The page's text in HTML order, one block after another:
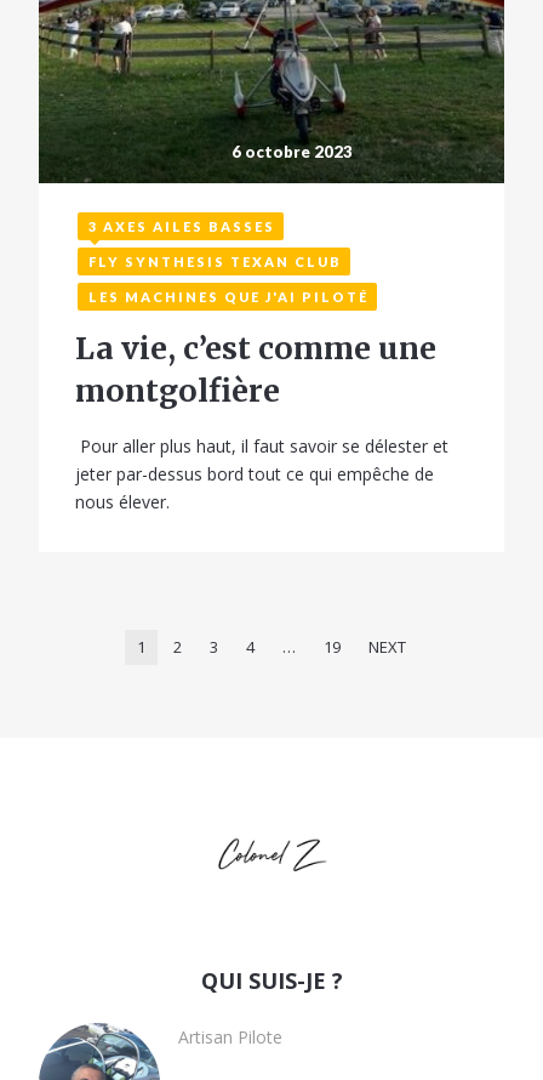
6 octobre 2023
3 AXES AILES BASSES
FLY SYNTHESIS TEXAN CLUB
LES MACHINES QUE J'AI PILOTÉ
La vie, c’est comme une
montgolfière
Pour aller plus haut, il faut savoir se délester et
jeter par-dessus bord tout ce qui empêche de
nous élever.
1 2 3 4 … 19 NEXT
QUI SUIS-JE ?
Artisan Pilote